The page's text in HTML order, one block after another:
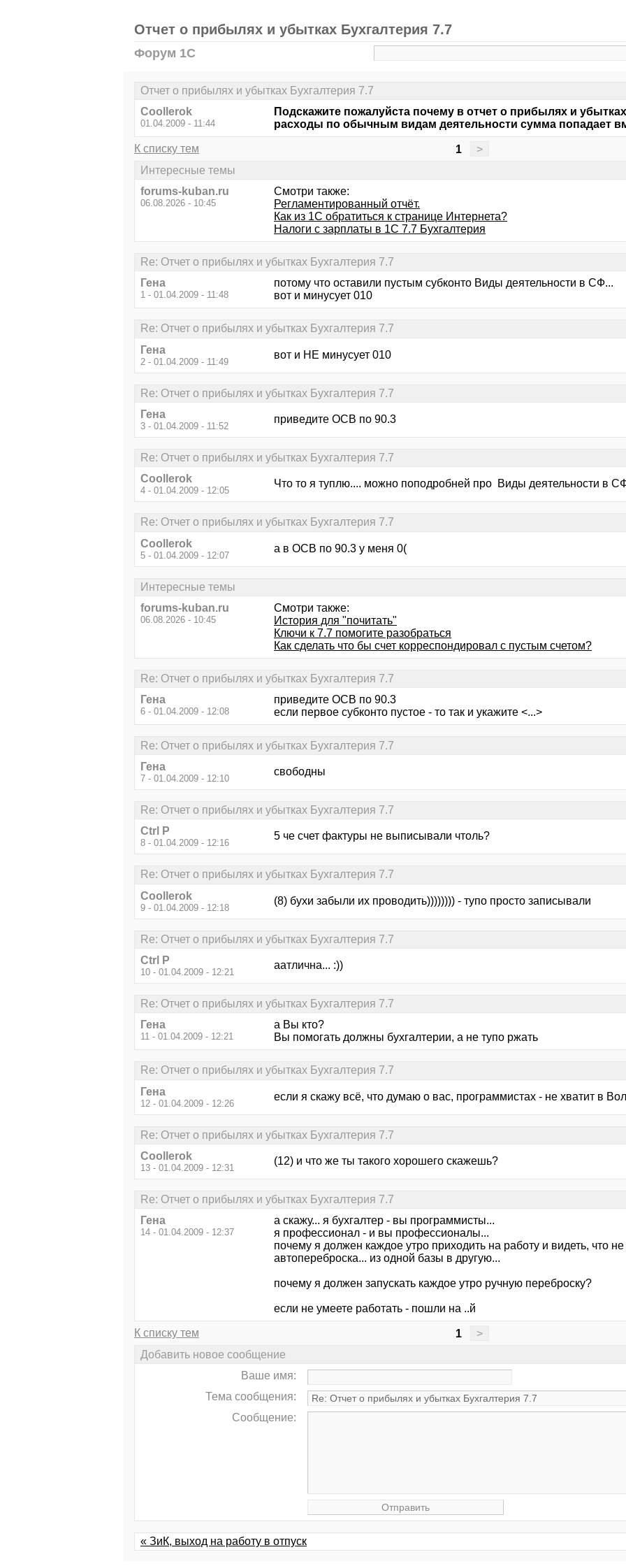
Отчет о прибылях и убытках Бухгалтерия 7.7
Форум 1С
Отчет о прибылях и убытках Бухгалтерия 7.7
Coollerok
01.04.2009 - 11:44
Подскажите пожалуйста почему в отчет о прибылях и
расходы по обычным видам деятельности сумма попадает
К списку тем 1
>
Интересные темы
forums-kuban.ru
06.08.2026 - 10:45
Смотри также:
Регламентированный отчёт.
Как из 1С обратиться к странице Интернета?
Налоги с зарплаты в 1С 7.7 Бухгалтерия
Re: Отчет о прибылях и убытках Бухгалтерия 7.7
Гена
1 - 01.04.2009 - 11:48
потому что оставили пустым субконто Виды деятельности в СФ...
вот и минусует 010
Re: Отчет о прибылях и убытках Бухгалтерия 7.7
Гена
2 - 01.04.2009 - 11:49
вот и НЕ минусует 010
Re: Отчет о прибылях и убытках Бухгалтерия 7.7
Гена
3 - 01.04.2009 - 11:52
приведите ОСВ по 90.3
Re: Отчет о прибылях и убытках Бухгалтерия 7.7
Coollerok
4 - 01.04.2009 - 12:05
Что то я туплю.... можно поподробней про Виды деятельности в
Re: Отчет о прибылях и убытках Бухгалтерия 7.7
Coollerok
5 - 01.04.2009 - 12:07
а в ОСВ по 90.3 у меня 0(
Интересные темы
forums-kuban.ru
06.08.2026 - 10:45
Смотри также:
История для "почитать"
Ключи к 7.7 помогите разобраться
Как сделать что бы счет корреспондировал с пустым счетом?
Re: Отчет о прибылях и убытках Бухгалтерия 7.7
Гена
6 - 01.04.2009 - 12:08
приведите ОСВ по 90.3
если первое субконто пустое - то так и укажите <...>
Re: Отчет о прибылях и убытках Бухгалтерия 7.7
Гена
7 - 01.04.2009 - 12:10
свободны
Re: Отчет о прибылях и убытках Бухгалтерия 7.7
Ctrl P
8 - 01.04.2009 - 12:16
5 че счет фактуры не выписывали чтоль?
Re: Отчет о прибылях и убытках Бухгалтерия 7.7
Coollerok
9 - 01.04.2009 - 12:18
(8) бухи забыли их проводить)))))))) - тупо просто записывали
Re: Отчет о прибылях и убытках Бухгалтерия 7.7
Ctrl P
10 - 01.04.2009 - 12:21
аатлична... :))
Re: Отчет о прибылях и убытках Бухгалтерия 7.7
Гена
11 - 01.04.2009 - 12:21
а Вы кто?
Вы помогать должны бухгалтерии, а не тупо ржать
Re: Отчет о прибылях и убытках Бухгалтерия 7.7
Гена
12 - 01.04.2009 - 12:26
если я скажу всё, что думаю о вас, программистах - не хватит в
Re: Отчет о прибылях и убытках Бухгалтерия 7.7
Coollerok
13 - 01.04.2009 - 12:31
(12) и что же ты такого хорошего скажешь?
Re: Отчет о прибылях и убытках Бухгалтерия 7.7
Гена
14 - 01.04.2009 - 12:37
а скажу... я бухгалтер - вы программисты...
я профессионал - и вы профессионалы...
почему я должен каждое утро приходить на работу и видеть, что
автопереброска... из одной базы в другую...
почему я должен запускать каждое утро ручную переброску?
если не умеете работать - пошли на ..й
К списку тем 1
>
Добавить новое сообщение
Ваше имя:
Тема сообщения:
Сообщение:
« ЗиК, выход на работу в отпуск